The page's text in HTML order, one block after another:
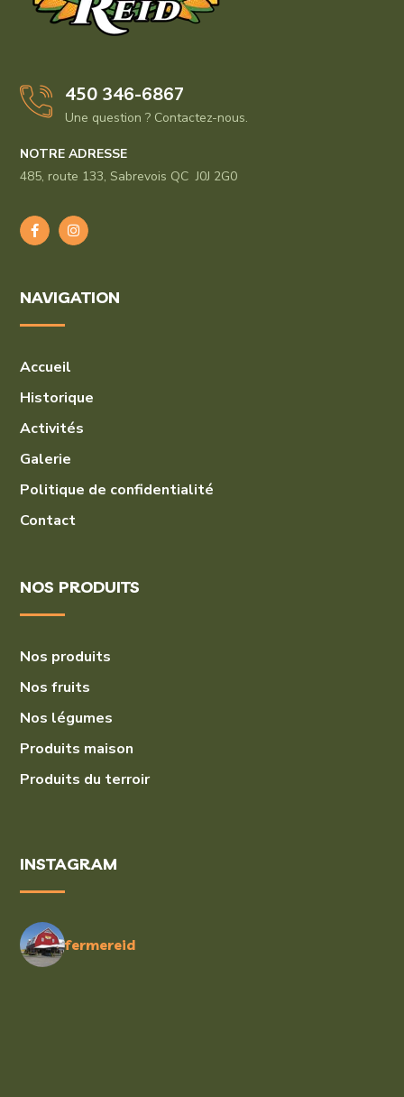
450 346-6867
Une question ? Contactez-nous.
NOTRE ADRESSE
485, route 133, Sabrevois QC J0J 2G0
NAVIGATION
Accueil
Historique
Activités
Galerie
Politique de confidentialité
Contact
NOS PRODUITS
Nos produits
Nos fruits
Nos légumes
Produits maison
Produits du terroir
INSTAGRAM
fermereid